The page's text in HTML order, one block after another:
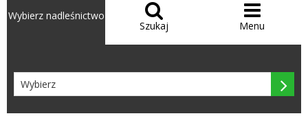
Wybierz nadleśnictwo 
Szukaj

Menu
